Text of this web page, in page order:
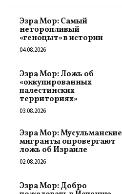
Эзра Мор: Самый
неторопливый
«геноцыт» в истории
04.08.2026
Эзра Мор: Ложь об
«оккупированных
палестинских
территориях»
03.08.2026
Эзра Мор: Мусульманские
мигранты опровергают
ложь об Израиле
02.08.2026
Эзра Мор: Добро